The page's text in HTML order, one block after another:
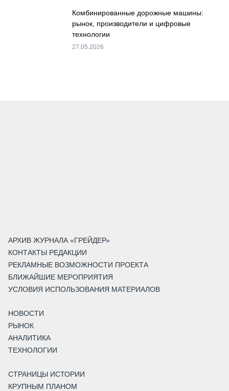
Комбинированные дорожные машины:
рынок, производители и цифровые
технологии
27.05.2026
АРХИВ ЖУРНАЛА «ГРЕЙДЕР»
КОНТАКТЫ РЕДАКЦИИ
РЕКЛАМНЫЕ ВОЗМОЖНОСТИ ПРОЕКТА
БЛИЖАЙШИЕ МЕРОПРИЯТИЯ
УСЛОВИЯ ИСПОЛЬЗОВАНИЯ МАТЕРИАЛОВ
НОВОСТИ
РЫНОК
АНАЛИТИКА
ТЕХНОЛОГИИ
СТРАНИЦЫ ИСТОРИИ
КРУПНЫМ ПЛАНОМ